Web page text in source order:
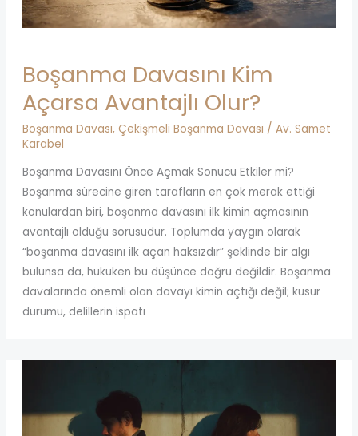
Boşanma Davasını Kim
Açarsa Avantajlı Olur?
Boşanma Davası, Çekişmeli Boşanma Davası / Av. Samet
Karabel
Boşanma Davasını Önce Açmak Sonucu Etkiler mi?
Boşanma sürecine giren tarafların en çok merak ettiği
konulardan biri, boşanma davasını ilk kimin açmasının
avantajlı olduğu sorusudur. Toplumda yaygın olarak
“boşanma davasını ilk açan haksızdır” şeklinde bir algı
bulunsa da, hukuken bu düşünce doğru değildir. Boşanma
davalarında önemli olan davayı kimin açtığı değil; kusur
durumu, delillerin ispatı